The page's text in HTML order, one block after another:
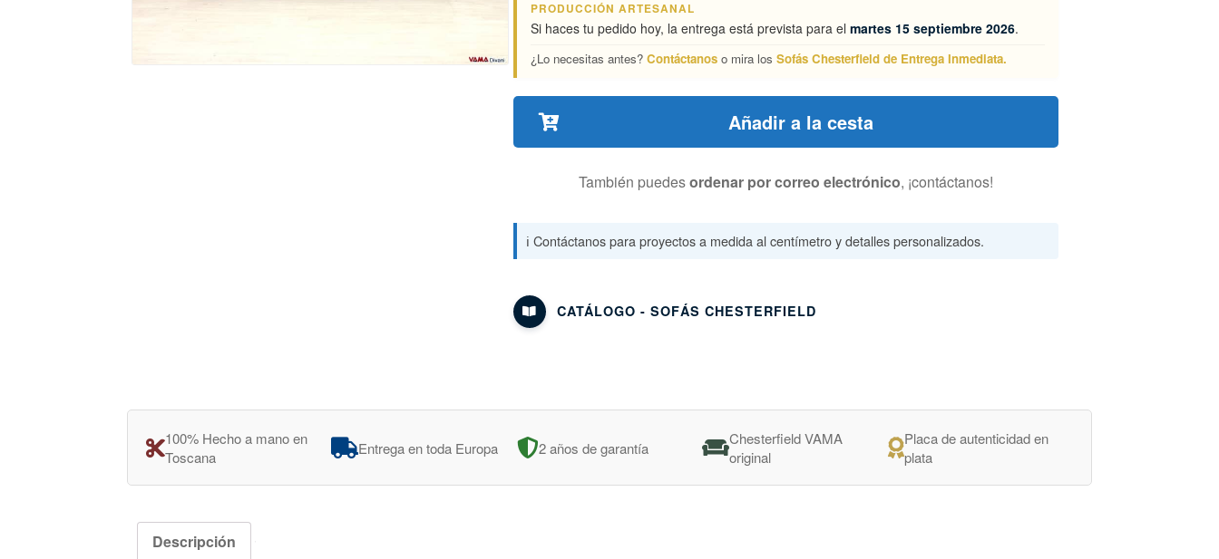
PRODUCCIÓN ARTESANAL
Si haces tu pedido hoy, la entrega está prevista para el martes 15 septiembre 2026.
¿Lo necesitas antes? Contáctanoso mira los Sofás Chesterfield de Entrega Inmediata.
Añadir a la cesta
También puedesordenar por correo electrónico, ¡contáctanos!
ℹ️ Contáctanos para proyectos a medida al centímetro y detalles personalizados.
CATÁLOGO - SOFÁS CHESTERFIELD
100% Hecho a mano en
Toscana
Entrega en toda Europa 2 años de garantía
Chesterfield VAMA
original
Placa de autenticidad en
plata
Descripción